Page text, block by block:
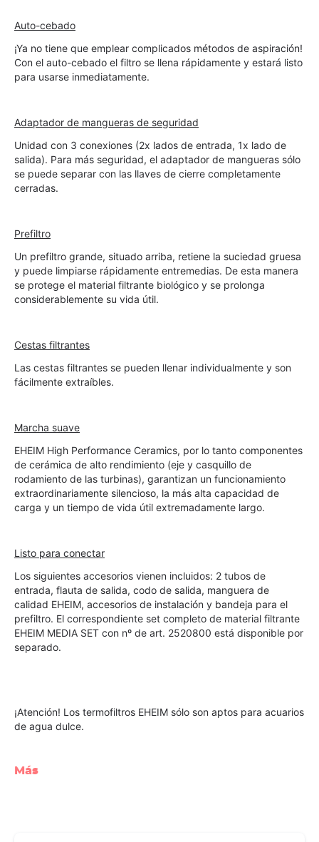
Auto-cebado
¡Ya no tiene que emplear complicados métodos de aspiración!
Con el auto-cebado el filtro se llena rápidamente y estará listo
para usarse inmediatamente.
Adaptador de mangueras de seguridad
Unidad con 3 conexiones (2x lados de entrada, 1x lado de
salida). Para más seguridad, el adaptador de mangueras sólo
se puede separar con las llaves de cierre completamente
cerradas.
Prefiltro
Un prefiltro grande, situado arriba, retiene la suciedad gruesa
y puede limpiarse rápidamente entremedias. De esta manera
se protege el material filtrante biológico y se prolonga
considerablemente su vida útil.
Cestas filtrantes
Las cestas filtrantes se pueden llenar individualmente y son
fácilmente extraíbles.
Marcha suave
EHEIM High Performance Ceramics, por lo tanto componentes
de cerámica de alto rendimiento (eje y casquillo de
rodamiento de las turbinas), garantizan un funcionamiento
extraordinariamente silencioso, la más alta capacidad de
carga y un tiempo de vida útil extremadamente largo.
Listo para conectar
Los siguientes accesorios vienen incluidos: 2 tubos de
entrada, flauta de salida, codo de salida, manguera de
calidad EHEIM, accesorios de instalación y bandeja para el
prefiltro. El correspondiente set completo de material filtrante
EHEIM MEDIA SET con nº de art. 2520800 está disponible por
separado.
¡Atención! Los termofiltros EHEIM sólo son aptos para acuarios
de agua dulce.
Más